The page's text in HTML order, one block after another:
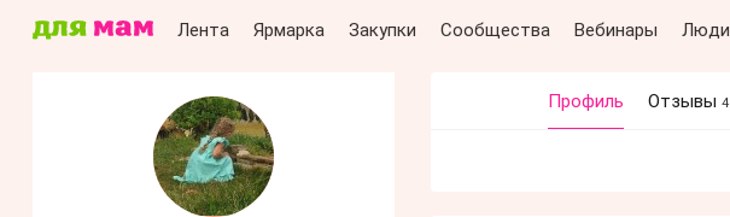
Лента Ярмарка Закупки Сообщества Вебинары Люди
Профиль Отзывы 4